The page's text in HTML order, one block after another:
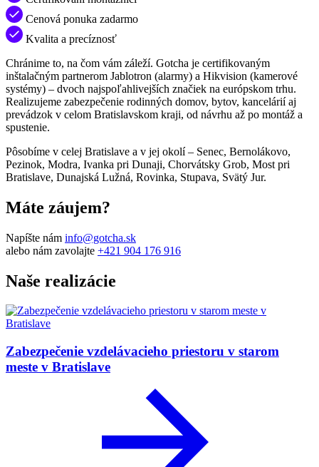
Cenová ponuka zadarmo
Kvalita a precíznosť
Chránime to, na čom vám záleží. Gotcha je certifikovaným
inštalačným partnerom Jablotron (alarmy) a Hikvision (kamerové
systémy) – dvoch najspoľahlivejších značiek na európskom trhu.
Realizujeme zabezpečenie rodinných domov, bytov, kancelárií aj
prevádzok v celom Bratislavskom kraji, od návrhu až po montáž a
spustenie.
Pôsobíme v celej Bratislave a v jej okolí – Senec, Bernolákovo,
Pezinok, Modra, Ivanka pri Dunaji, Chorvátsky Grob, Most pri
Bratislave, Dunajská Lužná, Rovinka, Stupava, Svätý Jur.
Máte záujem?
Napíšte nám info@gotcha.sk
alebo nám zavolajte +421 904 176 916
Naše realizácie
Zabezpečenie vzdelávacieho priestoru v starom
meste v Bratislave